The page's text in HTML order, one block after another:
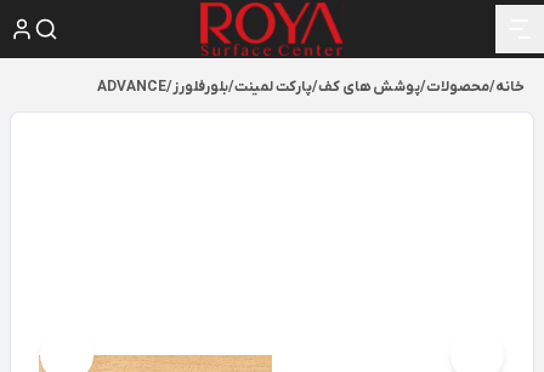
خانه/محصولات/پوشش های کف/پارکت لمینت/بلورفلورز/
ADVANCE